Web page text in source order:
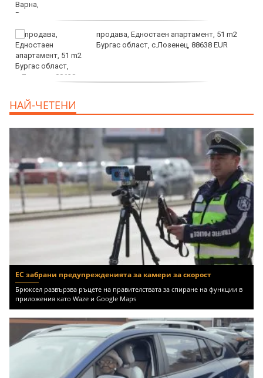
продава, Едностаен апартамент, 51 m2
Бургас област, с.Лозенец, 88638 EUR
EUR
НАЙ-ЧЕТЕНИ
ЕС забрани предупрежденията за камери за скорост
Брюксел развързва ръцете на правителствата за спиране на функции в
приложения като Waze и Google Maps